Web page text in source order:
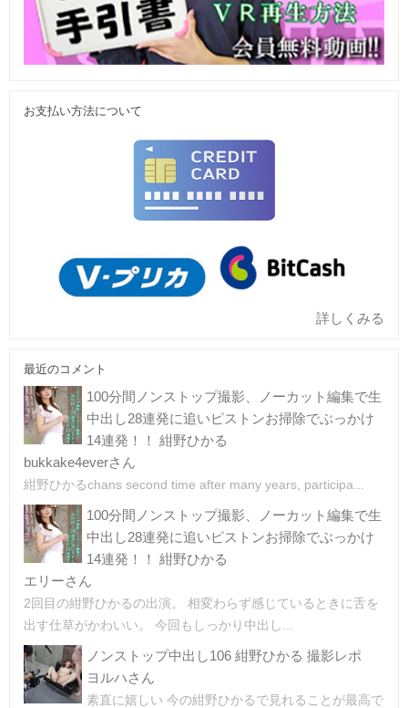
お支払い方法について
詳しくみる
最近のコメント
100分間ノンストップ撮影、ノーカット編集で生
中出し28連発に追いピストンお掃除でぶっかけ
14連発！！ 紺野ひかる
bukkake4everさん
紺野ひかるchans second time after many years, participa...
100分間ノンストップ撮影、ノーカット編集で生
中出し28連発に追いピストンお掃除でぶっかけ
14連発！！ 紺野ひかる
エリーさん
2回目の紺野ひかるの出演。 相変わらず感じているときに舌を
出す仕草がかわいい。 今回もしっかり中出し...
ノンストップ中出し106 紺野ひかる 撮影レポ
ヨルハさん
素直に嬉しい 今の紺野ひかるで見れることが最高で